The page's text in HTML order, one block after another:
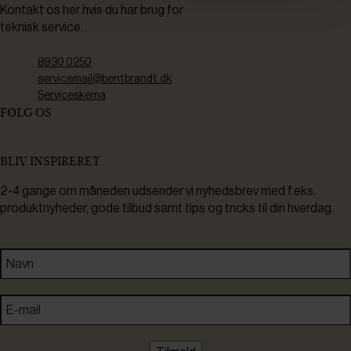
Kontakt os her hvis du har brug for
teknisk service.
8930 0250
servicemail@bentbrandt.dk
Serviceskema
FØLG OS
BLIV INSPIRERET
2-4 gange om måneden udsender vi nyhedsbrev med f.eks.
produktnyheder, gode tilbud samt tips og tricks til din hverdag.